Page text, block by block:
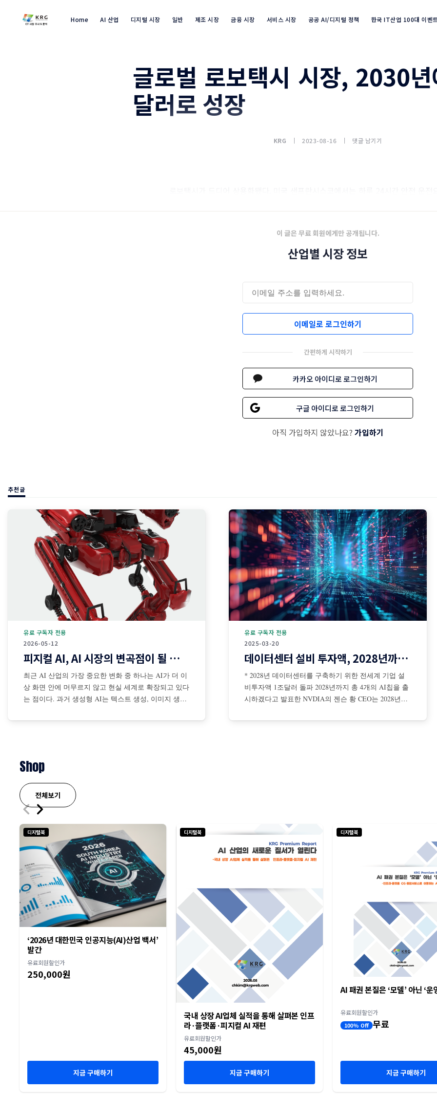
Home AI 산업 디지털 시장 일반 제조 시장 금융 시장 서비스 시장 공공 AI/디지털 정책 한국 IT산업 100대 이벤
Industry Market info 검색
글로벌 로보택시 시장, 2030
달러로 성장
KRG 2023-08-16 댓글 남기기
이 글은 무료 회원에게만 공개됩니다.
산업별 시장 정보
이메일로 로그인하기
간편하게 시작하기
카카오 아이디로 로그인하기
구글 아이디로 로그인하기
아직 가입하지 않았나요? 가입하기
추천글
2026-05-12
유료 구독자 전용
피지컬 AI, AI 시장의 변곡점이 될 것인가?
최근 AI 산업의 가장 중요한 변화 중 하나는 AI가 더 이
상 화면 안에 머무르지 않고 현실 세계로 확장되고 있다
는 점이다. 과거 생성형 AI는 텍스트 생성, 이미지 생성,
왔다. 그러나 최근에는 센서·카메라·로봇·자율주행 시스
2025-03-20
유료 구독자 전용
데이터센터 설비 투자액, 2028년까지 1조달러 돌파
* 2028년 데이터센터를 구축하기 위한 전세계 기업 설
비투자액 1조달러 돌파 2028년까지 총 4개의 AI칩을 출
시하겠다고 발표한 NVDIA의 젠슨 황 CEO는 2028년까
투자액이 총 1조달러에 이를 것이라고 전망 젠슨 황은
Shop
전체보기
디지털북
‘2026년 대한민국 인공지능(AI)산업 백서’
발간
유료회원할인가
250,000원
지금 구매하기
디지털북
국내 상장 AI업체 실적을 통해 살펴본 인프
라·플랫폼·피지컬 AI 재편
유료회원할인가
45,000원
지금 구매하기
디지털북
AI 패권 본질은 ‘모델’ 아닌 ‘운
유료회원할인가
100% Off 무료
지금 구매하기